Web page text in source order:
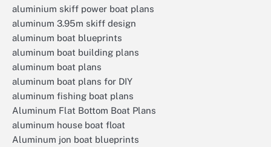
aluminium skiff power boat plans
aluminum 3.95m skiff design
aluminum boat blueprints
aluminum boat building plans
aluminum boat plans
aluminum boat plans for DIY
aluminum fishing boat plans
Aluminum Flat Bottom Boat Plans
aluminum house boat float
Aluminum jon boat blueprints